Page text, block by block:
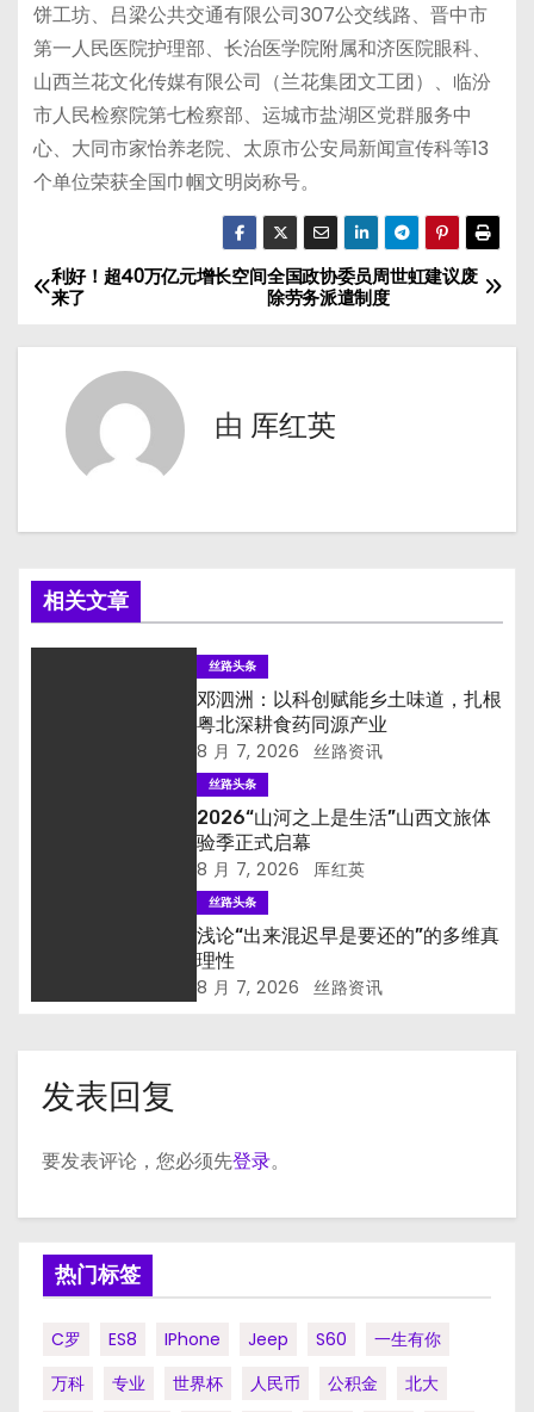
饼工坊、吕梁公共交通有限公司307公交线路、晋中市
第一人民医院护理部、长治医学院附属和济医院眼科、
山西兰花文化传媒有限公司（兰花集团文工团）、临汾
市人民检察院第七检察部、运城市盐湖区党群服务中
心、大同市家怡养老院、太原市公安局新闻宣传科等13
个单位荣获全国巾帼文明岗称号。
文
章
航
全国政协委员周世虹建议废
除劳务派遣制度
利好！超40万亿元增长空间
来了
由 厍红英
相关文章
丝路头条
邓泗洲：以科创赋能乡土味道，扎根
粤北深耕食药同源产业
8 月 7, 2026 丝路资讯
丝路头条
2026“山河之上是生活”山西文旅体
验季正式启幕
8 月 7, 2026 厍红英
丝路头条
浅论“出来混迟早是要还的”的多维真
理性
8 月 7, 2026 丝路资讯
发表回复
要发表评论，您必须先登录。
热门标签
C罗 ES8 IPhone Jeep S60
一生有你
万科
专业 世界杯 人民币 公积金 北大